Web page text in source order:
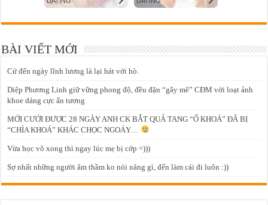
BÀI VIẾT MỚI
Cứ đến ngày lĩnh lương là lại hát với hò.
Diệp Phương Linh giữ vững phong độ, đều đặn “gây mê” CĐM với loạt ảnh
khoe dáng cực ấn tượng
MỚI CƯỚI ĐƯỢC 28 NGÀY ANH CK BẮT QUẢ TANG “Ổ KHOÁ” ĐÃ BỊ
“CHÌA KHOÁ” KHÁC CHỌC NGOÁY…
Vừa học võ xong thì ngay lúc mẹ bị cớp =)))
Sợ nhất những người âm thầm ko nói năng gì, đến làm cái đi luôn :))